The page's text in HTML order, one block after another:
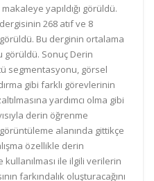
yapıldığı görüldü.
268 atıf ve 8
Bu derginin ortalama
görüldü. Sonuç Derin
segmentasyonu, görsel
gibi farklı görevlerinin
yardımcı olma gibi
derin öğrenme
görüntüleme alanında gittikçe
özellikle derin
ile ilgili verilerin
farkındalık oluşturacağını